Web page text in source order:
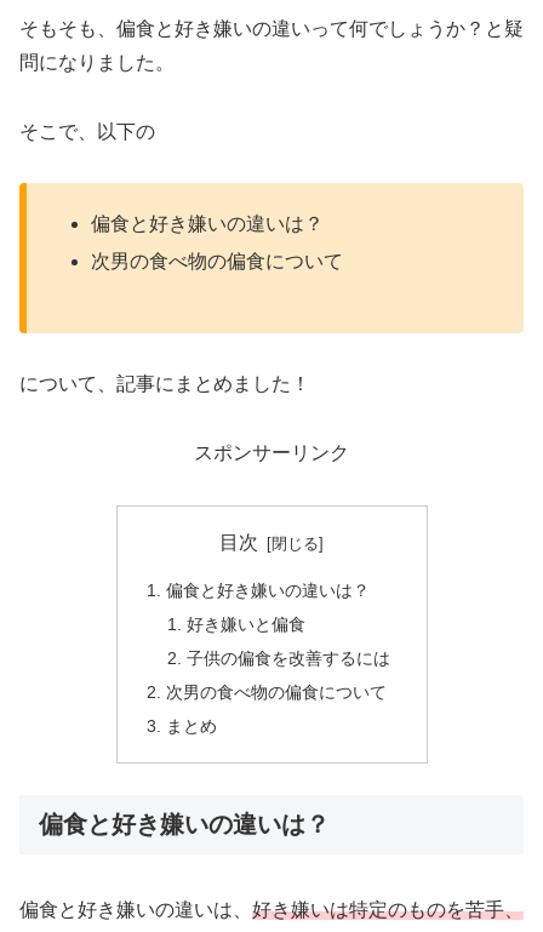
そもそも、偏食と好き嫌いの違いって何でしょうか？と疑
問になりました。
そこで、以下の
偏食と好き嫌いの違いは？
次男の食べ物の偏食について
について、記事にまとめました！
スポンサーリンク
目次
偏食と好き嫌いの違いは？
好き嫌いと偏食
子供の偏食を改善するには
次男の食べ物の偏食について
まとめ
偏食と好き嫌いの違いは？
偏食と好き嫌いの違いは、 好き嫌いは特定のものを苦手、